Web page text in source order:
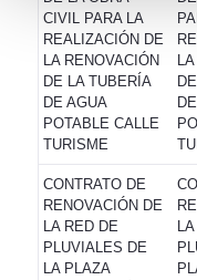
CIVIL PARA LA
REALIZACIÓN DE
LA RENOVACIÓN
DE LA TUBERÍA
DE AGUA
POTABLE CALLE
TURISME
CONTRATO DE
RENOVACIÓN DE
LA RED DE
PLUVIALES DE
LA PLAZA